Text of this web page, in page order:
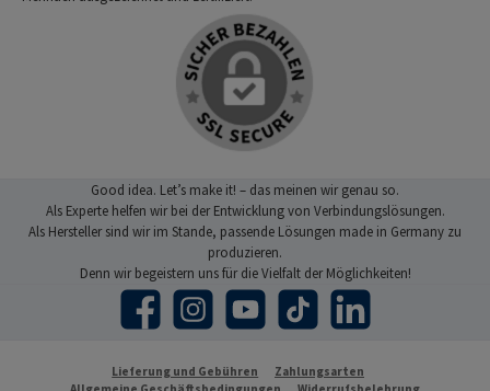
Good idea. Let’s make it! – das meinen wir genau so.
Als Experte helfen wir bei der Entwicklung von Verbindungslösungen.
Als Hersteller sind wir im Stande, passende Lösungen made in Germany zu
produzieren.
Denn wir begeistern uns für die Vielfalt der Möglichkeiten!
Facebook Instagram YouTube TikTok LinkedIn
Lieferung und Gebühren
Zahlungsarten